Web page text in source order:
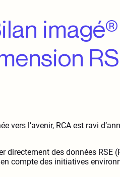
vers l’avenir, RCA est ravi
directement des données
compte des initiatives